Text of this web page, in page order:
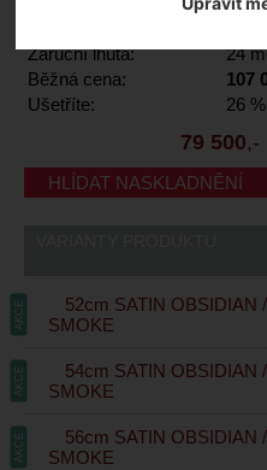
Záruční lhůta:
24
Běžná cena:
107
Ušetříte:
26 %
79 500,-
HLÍDAT NASKLADNĚNÍ
AKCE
52cm SATIN OBSIDIAN /
SMOKE
AKCE
54cm SATIN OBSIDIAN /
SMOKE
AKCE
56cm SATIN OBSIDIAN /
SMOKE